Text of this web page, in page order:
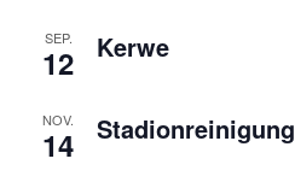
SEP.
12 Kerwe
NOV.
14 Stadionreinigung